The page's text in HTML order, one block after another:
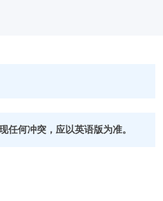
何冲突，应以英语版为准。